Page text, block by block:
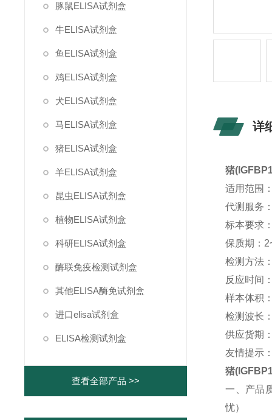
豚鼠ELISA试剂盒
牛ELISA试剂盒
鱼ELISA试剂盒
鸡ELISA试剂盒
犬ELISA试剂盒
马ELISA试剂盒
猪ELISA试剂盒
羊ELISA试剂盒
昆虫ELISA试剂盒
植物ELISA试剂盒
科研ELISA试剂盒
酶联免疫检测试剂盒
其他ELISA酶免试剂盒
进口elisa试剂盒
ELISA检测试剂盒
查看全部产品 >>
详
猪
适用范围
代测服务
标本要求
保质期：
检测方法
反应时间
样本体积
检测波长
供应货期
友情提示
猪
一、产品
忧）